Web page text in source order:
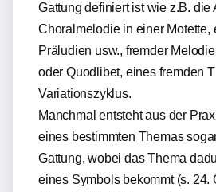
Gattung definiert ist wie z.B. die
Choralmelodie in einer Motette,
Präludien usw., fremder
oder Quodlibet, eines fremden
Variationszyklus.
Manchmal entsteht aus der
eines bestimmten Themas
Gattung, wobei das Thema
eines Symbols bekommt (s. 24.